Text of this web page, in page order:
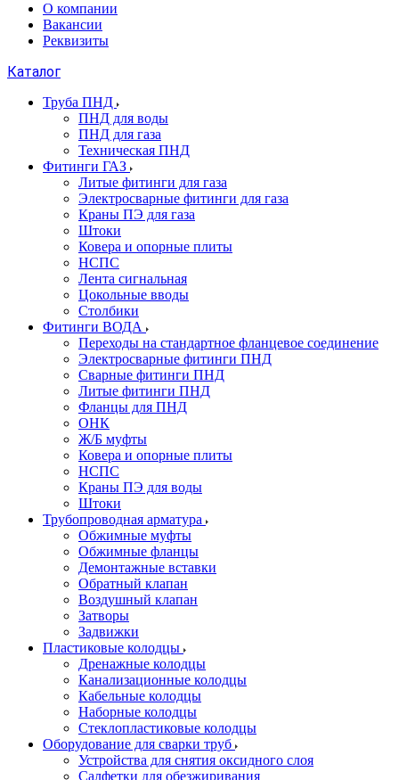
О компании
Вакансии
Реквизиты
Каталог
Труба ПНД
ПНД для воды
ПНД для газа
Техническая ПНД
Фитинги ГАЗ
Литые фитинги для газа
Электросварные фитинги для газа
Краны ПЭ для газа
Штоки
Ковера и опорные плиты
НСПС
Лента сигнальная
Цокольные вводы
Столбики
Фитинги ВОДА
Переходы на стандартное фланцевое соединение
Электросварные фитинги ПНД
Сварные фитинги ПНД
Литые фитинги ПНД
Фланцы для ПНД
ОНК
Ж/Б муфты
Ковера и опорные плиты
НСПС
Краны ПЭ для воды
Штоки
Трубопроводная арматура
Обжимные муфты
Обжимные фланцы
Демонтажные вставки
Обратный клапан
Воздушный клапан
Затворы
Задвижки
Пластиковые колодцы
Дренажные колодцы
Канализационные колодцы
Кабельные колодцы
Наборные колодцы
Стеклопластиковые колодцы
Оборудование для сварки труб
Устройства для снятия оксидного слоя
Салфетки для обезжиривания